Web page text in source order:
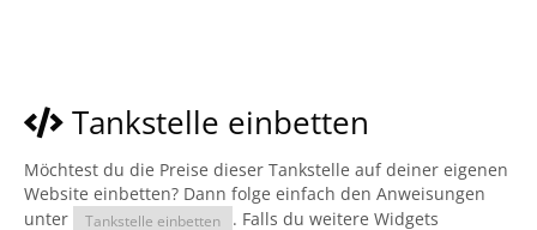
Tankstelle einbetten
Möchtest du die Preise dieser Tankstelle auf deiner eigenen
Website einbetten? Dann folge einfach den Anweisungen
unter
Tankstelle einbetten
. Falls du weitere Widgets